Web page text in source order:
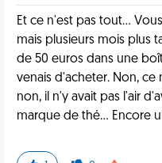
Et ce n'est pas tout...
mais plusieurs mois plus
de 50 euros dans une
venais d'acheter. Non, ce
non, il n'y avait pas l'air
marque de thé... Encore